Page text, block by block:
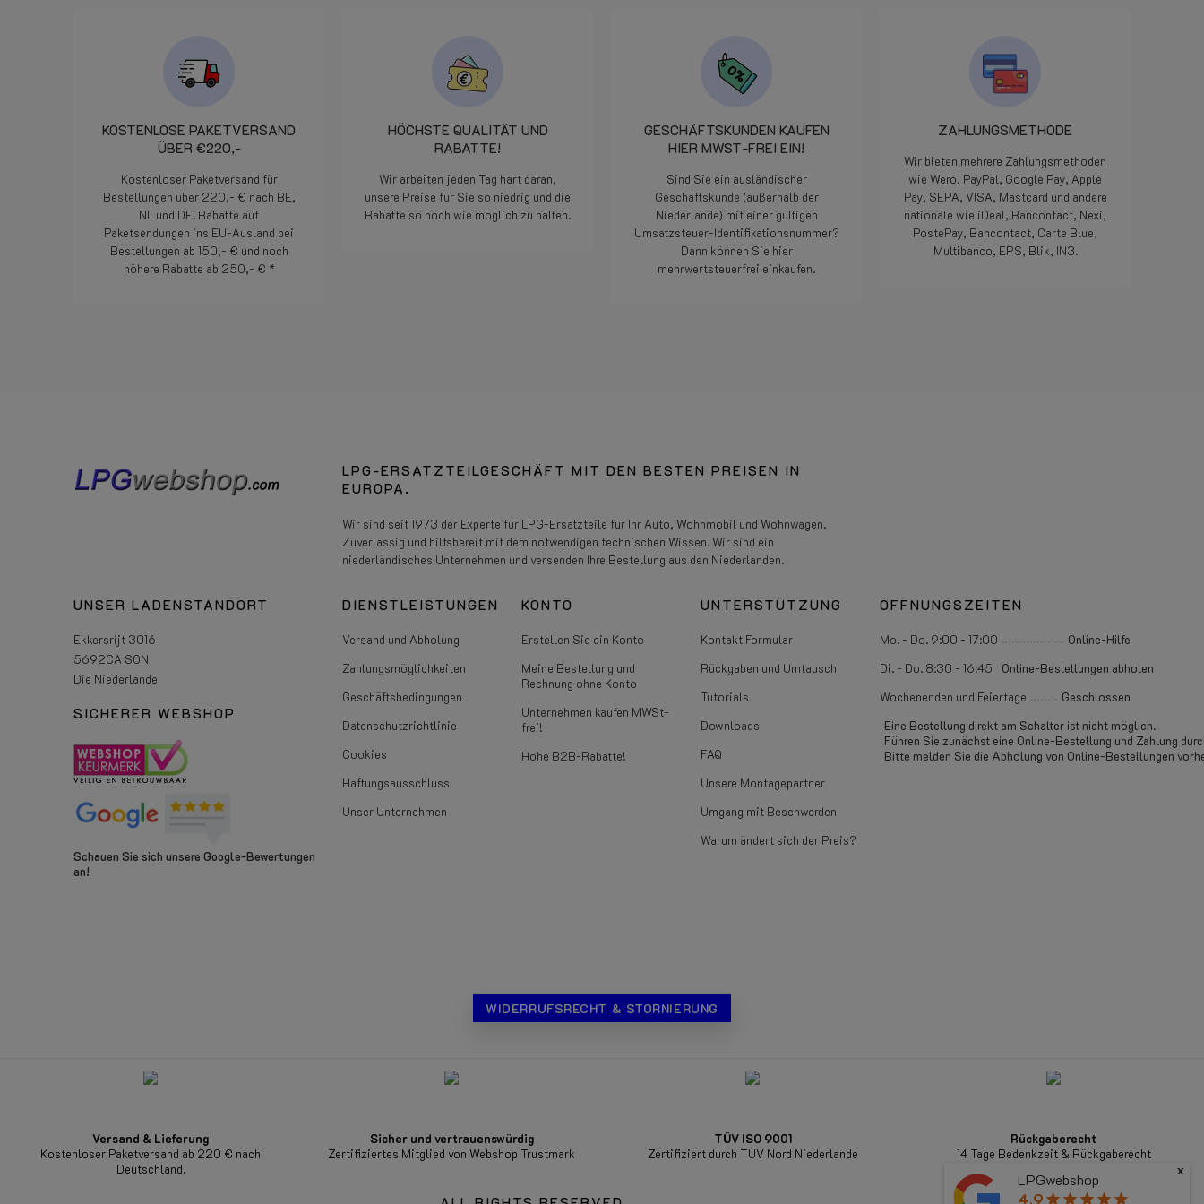
servizio degno di segnalazione.
In pratica cortesia efficienza ed
KOSTENLOSE PAKETVERSAND
ÜBER €220,-
Kostenloser Paketversand für
Bestellungen über 220,- € nach BE,
NL und DE. Rabatte auf
Paketsendungen ins EU-Ausland bei
Bestellungen ab 150,- € und noch
höhere Rabatte ab 250,- € *
HÖCHSTE QUALITÄT UND
RABATTE!
Wir arbeiten jeden Tag hart daran,
unsere Preise für Sie so niedrig und die
Rabatte so hoch wie möglich zu halten.
GESCHÄFTSKUNDEN KAUFEN
HIER MWST-FREI EIN!
Sind Sie ein ausländischer
Geschäftskunde (außerhalb der
Niederlande) mit einer gültigen
Umsatzsteuer-Identifikationsnummer?
Dann können Sie hier
mehrwertsteuerfrei einkaufen.
ZAHLUNGSMETHODE
Wir bieten mehrere Zahlungsmethoden
wie Wero, PayPal, Google Pay, Apple
Pay, SEPA, VISA, Mastcard und andere
nationale wie iDeal, Bancontact, Nexi,
PostePay, Bancontact, Carte Blue,
Multibanco, EPS, Blik, IN3.
LPG-ERSATZTEILGESCHÄFT MIT DEN BESTEN PREISEN IN
EUROPA.
Wir sind seit 1973 der Experte für LPG-Ersatzteile für Ihr Auto, Wohnmobil und Wohnwagen.
Zuverlässig und hilfsbereit mit dem notwendigen technischen Wissen. Wir sind ein
niederländisches Unternehmen und versenden Ihre Bestellung aus den Niederlanden.
UNSER LADENSTANDORT
Ekkersrijt 3016
5692CA SON
Die Niederlande
SICHERER WEBSHOP
Schauen Sie sich unsere Google-Bewertungen
an!
DIENSTLEISTUNGEN
Versand und Abholung
Zahlungsmöglichkeiten
Geschäftsbedingungen
Datenschutzrichtlinie
Cookies
Haftungsausschluss
Unser Unternehmen
KONTO
Erstellen Sie ein Konto
Meine Bestellung und
Rechnung ohne Konto
Unternehmen kaufen MWSt-
frei!
Hohe B2B-Rabatte!
UNTERSTÜTZUNG
Kontakt Formular
Rückgaben und Umtausch
Tutorials
Downloads
FAQ
Unsere Montagepartner
Umgang mit Beschwerden
Warum ändert sich der Preis?
ÖFFNUNGSZEITEN
Mo. - Do. 9:00 - 17:00
Online-Hilfe
Di. - Do. 8:30 - 16:45
Online-Bestellungen abholen
Wochenenden und Feiertage
Geschlossen
Eine Bestellung direkt am Schalter ist nicht möglich.
Führen Sie zunächst eine Online-Bestellung und Zahlung
Bitte melden Sie die Abholung von Online-Bestellungen
WIDERRUFSRECHT & STORNIERUNG
Versand & Lieferung
Kostenloser Paketversand ab 220 € nach
Deutschland.
Sicher und vertrauenswürdig
Zertifiziertes Mitglied von Webshop Trustmark
TÜV ISO 9001
Zertifiziert durch TÜV Nord Niederlande
Rückgaberecht
14 Tage Bedenkzeit & Rückgaberecht
LPGwebshop
4.9 star star star star star
x